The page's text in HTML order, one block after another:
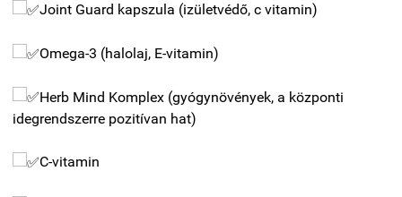
Joint Guard kapszula (izületvédő, c vitamin)
Omega-3 (halolaj, E-vitamin)
Herb Mind Komplex (gyógynövények, a központi
idegrendszerre pozitívan hat)
C-vitamin